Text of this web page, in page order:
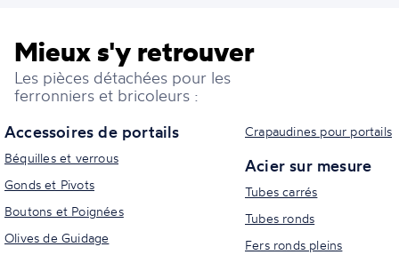
Mieux s'y retrouver
Les pièces détachées pour les
ferronniers et bricoleurs :
Accessoires de portails
Béquilles et verrous
Gonds et Pivots
Boutons et Poignées
Olives de Guidage
Crapaudines pour portails
Acier sur mesure
Tubes carrés
Tubes ronds
Fers ronds pleins